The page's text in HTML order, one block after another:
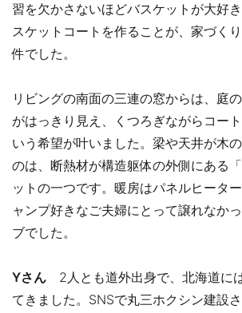
習を欠かさないほどバスケットが大好
スケットコートを作ることが、家づく
件でした。
リビングの南面の三連の窓からは、庭
がはっきり見え、くつろぎながらコー
いう希望が叶いました。梁や天井が木
のは、断熱材が構造躯体の外側にある
ットの一つです。暖房はパネルヒータ
ャンプ好きなご夫婦にとって譲れなか
ブでした。
Yさん 2人とも道外出身で、北海道に
てきました。SNSで丸三ホクシン建設